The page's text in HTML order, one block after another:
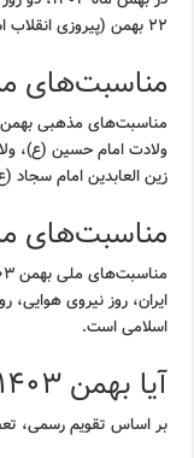
۲۲ بهمن (پیروزی انقلاب اسلامی).
مناسبت‌های مذهبی
ولادت امام حسین (ع)،
زین العابدین امام سجاد
مناسبت‌های ملی
ایران، روز نیروی هوایی،
اسلامی است.
آیا بهمن ۱۴۰۳ تعطیلی بین‌التعطیلی دارد؟
بر اساس تقویم رسمی، تعطیلی